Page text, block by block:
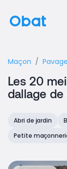
Maçon
Les 20
dallage
Abri de jardin
Petite